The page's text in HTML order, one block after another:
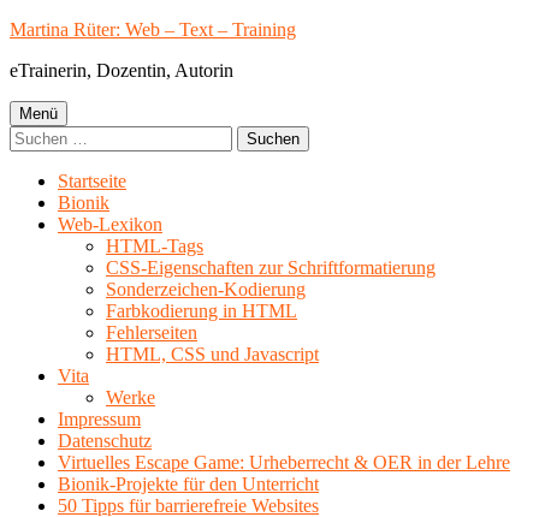
Springe
Inhalt
Martina Rüter: Web – Text – Training
eTrainerin, Dozentin, Autorin
Primäres
Menü
Menü
Suchen
nach:
Startseite
Bionik
Web-Lexikon
HTML-Tags
CSS-Eigenschaften zur Schriftformatierung
Sonderzeichen-Kodierung
Farbkodierung in HTML
Fehlerseiten
HTML, CSS und Javascript
Vita
Werke
Impressum
Datenschutz
Virtuelles Escape Game: Urheberrecht & OER in der Lehre
Bionik-Projekte für den Unterricht
50 Tipps für barrierefreie Websites